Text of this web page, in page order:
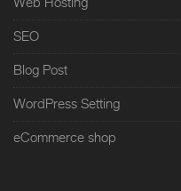
SEO
Blog Post
WordPress Setting
eCommerce shop